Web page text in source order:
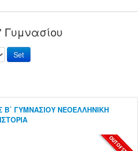
Γυμνασίου
Β΄ ΓΥΜΝΑΣΙΟΥ ΝΕΟΕΛΛΗΝΙΚΗ